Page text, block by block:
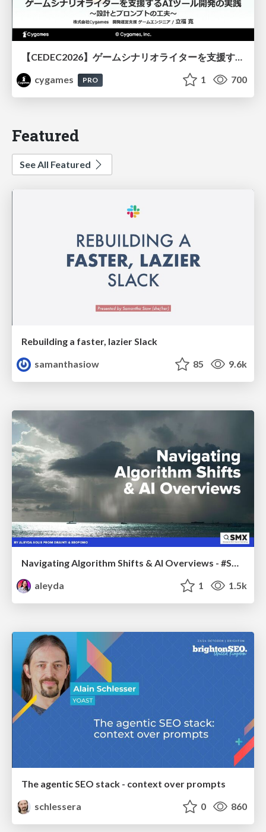
【CEDEC2026】ゲームシナリオライターを支援するAIツール開発の実践 ― 設計とプロンプトの工夫 ―
cygames
PRO 1 700
Featured
See All Featured
Rebuilding a faster, lazier Slack
samanthasiow
85 9.6k
Navigating Algorithm Shifts & AI Overviews - #SMXNext
aleyda
1 1.5k
The agentic SEO stack - context over prompts
schlessera
0 860